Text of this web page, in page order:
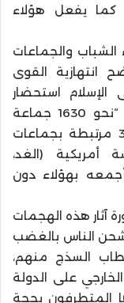
يفعل هؤلاء
والجماعات
انتهازية القوى
استحضار
المعلومة المغيبة أن العالم يحتوى “نحو 1630 جماعة
إرهابية في العالم، منها فقط نحو 36 مرتبطة بجماعات
(الغد،
بأجمعه بهؤلاء دون
آثار هذه الهجمات
الناس بالغضب
السذج منهم،
على الدولة
المتطرفون بحجة